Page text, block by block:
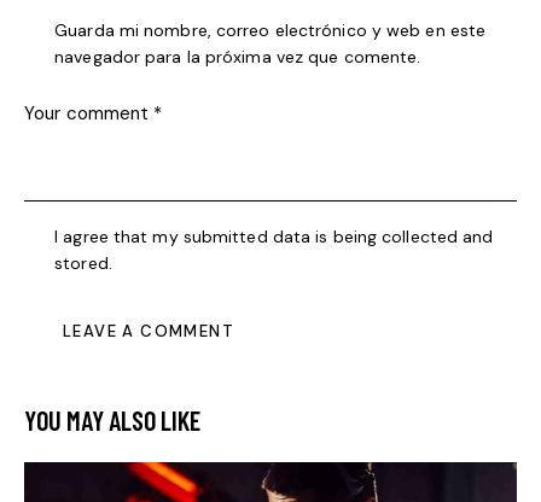
Guarda mi nombre, correo electrónico y web en este
navegador para la próxima vez que comente.
I agree that my submitted data is being collected and
stored.
YOU MAY ALSO LIKE